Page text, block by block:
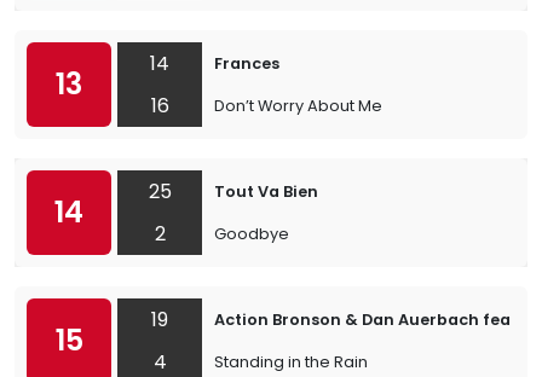
13
14
16
Frances
Don’t Worry About Me
14
25
2
Tout Va Bien
Goodbye
15
19
4
Action Bronson & Dan Auerbach feat.
Standing in the Rain